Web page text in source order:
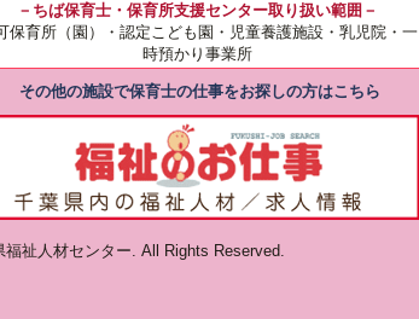
－ちば保育士・保育所支援センター取り扱い範囲－
保育所（園）・認定こども園・児童養護施設・乳児院・一
時預かり事業所
その他の施設で保育士の仕事をお探しの方はこちら
祉人材センター. All Rights Reserved.